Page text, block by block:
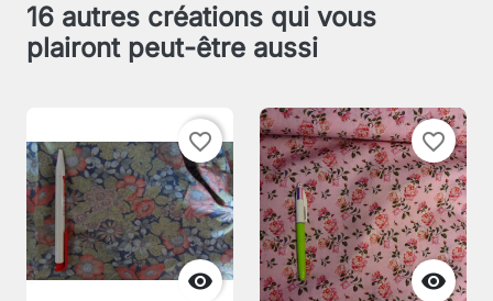
16 autres créations qui vous
plairont peut-être aussi

favorite_border

favorite_border